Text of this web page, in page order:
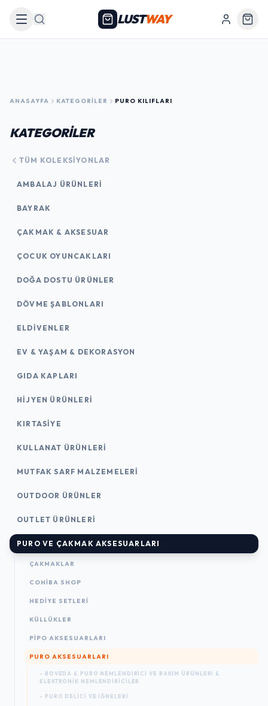
Arama LUSTWAY
ANASAYFA KATEGORILER PURO KILIFLARI
KATEGORİLER
TÜM KOLEKSIYONLAR
AMBALAJ ÜRÜNLERI
BAYRAK
ÇAKMAK & AKSESUAR
ÇOCUK OYUNCAKLARI
DOĞA DOSTU ÜRÜNLER
DÖVME ŞABLONLARI
ELDIVENLER
EV & YAŞAM & DEKORASYON
GIDA KAPLARI
HIJYEN ÜRÜNLERI
KIRTASİYE
KULLANAT ÜRÜNLERI
MUTFAK SARF MALZEMELERI
OUTDOOR ÜRÜNLER
OUTLET ÜRÜNLERI
PURO VE ÇAKMAK AKSESUARLARI
ÇAKMAKLAR
COHIBA SHOP
HEDIYE SETLERI
KÜLLÜKLER
PIPO AKSESUARLARI
PURO AKSESUARLARI
- BOVEDA & PURO NEMLENDIRICI VE BAKIM ÜRÜNLERI &
ELEKTRONIK NEMLENDIRICILER
- PURO DELICI VE İĞNELERI